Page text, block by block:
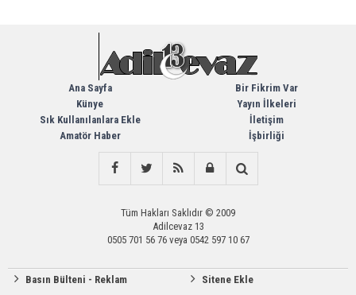
Ana Sayfa
Künye
Sık Kullanılanlara Ekle
Amatör Haber
Bir Fikrim Var
Yayın İlkeleri
İletişim
İşbirliği
Tüm Hakları Saklıdır © 2009
Adilcevaz 13
0505 701 56 76 veya 0542 597 10 67
Basın Bülteni - Reklam
Sitene Ekle